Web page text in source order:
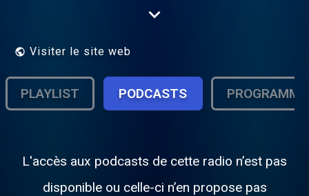
monde entier, des émissions d'ici et
Visiter le site web
PLAYLIST PODCASTS
L'accès aux podcasts de cette radio n’est pas
disponible ou celle-ci n’en propose pas